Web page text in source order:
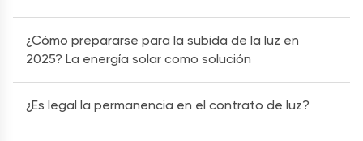
¿Cómo prepararse para la subida de la luz en
2025? La energía solar como solución
¿Es legal la permanencia en el contrato de luz?